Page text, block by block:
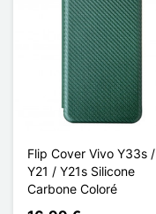
Flip Cover Vivo Y33s /
Y21 / Y21s Silicone
Carbone Coloré